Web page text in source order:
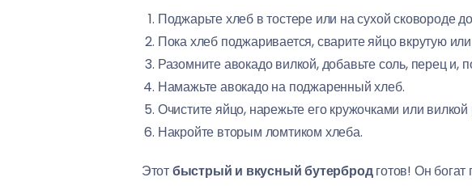
Поджарьте хлеб в тостере или на сухой сковороде
Пока хлеб поджаривается, сварите яйцо вкрутую
Разомните авокадо вилкой, добавьте соль, перец и,
Намажьте авокадо на поджаренный хлеб.
Очистите яйцо, нарежьте его кружочками или
Накройте вторым ломтиком хлеба.
Этотбыстрый и вкусный бутербродготов! Он